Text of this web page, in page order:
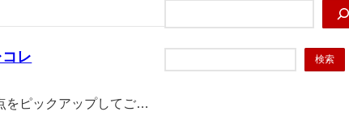
レ
をピックアップしてご…
索
索
検索